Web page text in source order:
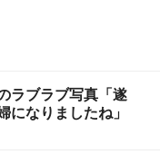
ラブラブ写真「遂
になりましたね」